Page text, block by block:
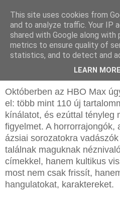
2025. szeptember 29., hétfő
HBO Max - 2025.
Októberben az HBO Max
el: több mint 110 új
kínálatot, és ezúttal tényleg
figyelmet. A horrorrajongók,
ázsiai sorozatokra
találnak maguknak
címekkel, hanem kultikus
most nem csak frissít,
hangulatokat, karaktereket.
This site uses cookies from
and to analyze traffic. Your IP
shared with Google along
metrics to ensure quality of
statistics, and to detect and
LEARN MORE